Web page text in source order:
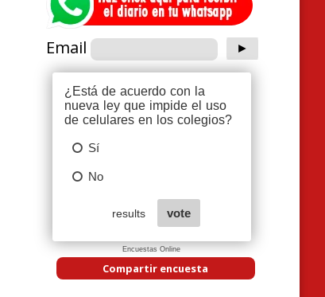
Email
Encuestas Online
Compartir encuesta